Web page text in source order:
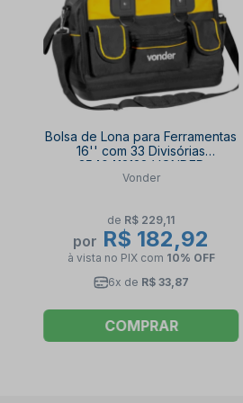
Bolsa de Lona para Ferramentas
16'' com 33 Divisórias
3540412128 VONDER
Vonder
de R$ 229,11
por R$ 182,92
à vista no PIX com 10% OFF
6x de R$ 33,87
COMPRAR